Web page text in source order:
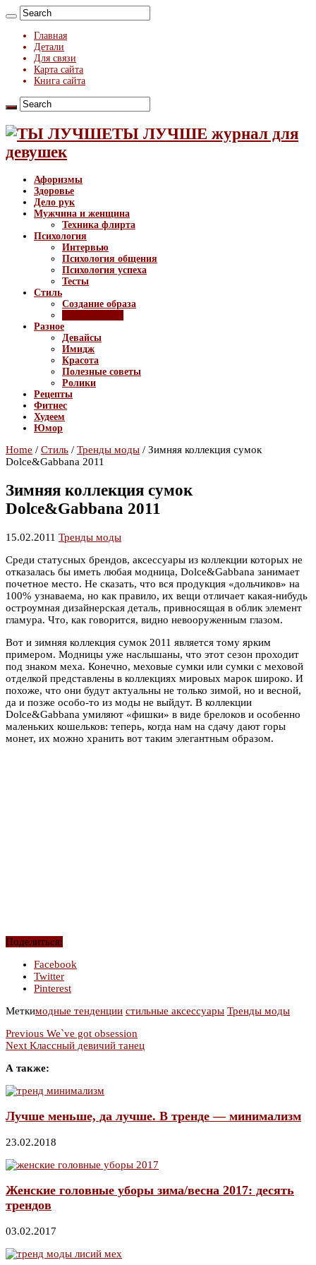
Главная
Детали
Для связи
Карта сайта
Книга сайта
ТЫ ЛУЧШЕ журнал для
девушек
Афоризмы
Здоровье
Дело рук
Мужчина и женщина
Техника флирта
Психология
Интервью
Психология общения
Психология успеха
Тесты
Стиль
Создание образа
Разное
Девайсы
Имидж
Красота
Полезные советы
Ролики
Рецепты
Фитнес
Худеем
Юмор
Home / Стиль / Тренды моды / Зимняя коллекция сумок
Dolce&Gabbana 2011
Зимняя коллекция сумок
Dolce&Gabbana 2011
15.02.2011 Тренды моды
Среди статусных брендов, аксессуары из коллекции которых не
отказалась бы иметь любая модница, Dolce&Gabbana занимает
почетное место. Не сказать, что вся продукция «дольчиков» на
100% узнаваема, но как правило, их вещи отличает какая-нибудь
остроумная дизайнерская деталь, привносящая в облик элемент
гламура. Что, как говорится, видно невооруженным глазом.
Вот и зимняя коллекция сумок 2011 является тому ярким
примером. Модницы уже наслышаны, что этот сезон проходит
под знаком меха. Конечно, меховые сумки или сумки с меховой
отделкой представлены в коллекциях мировых марок широко. И
похоже, что они будут актуальны не только зимой, но и весной,
да и позже особо-то из моды не выйдут. В коллекции
Dolce&Gabbana умиляют «фишки» в виде брелоков и особенно
маленьких кошельков: теперь, когда нам на сдачу дают горы
монет, их можно хранить вот таким элегантным образом.
Поделиться:
Facebook
Twitter
Pinterest
Меткимодные тенденции стильные аксессуары Тренды моды
Previous We`ve got obsession
Next Классный девичий танец
А также:
Лучше меньше, да лучше. В тренде — минимализм
23.02.2018
Женские головные уборы зима/весна 2017: десять
трендов
03.02.2017